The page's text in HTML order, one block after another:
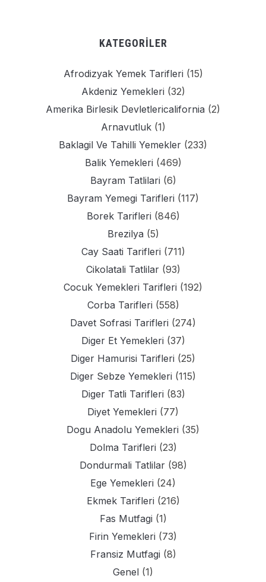
KATEGORILER
Afrodizyak Yemek Tarifleri (15)
Akdeniz Yemekleri (32)
Amerika Birlesik Devletlericalifornia (2)
Arnavutluk(1)
Baklagil Ve Tahilli Yemekler (233)
Balik Yemekleri (469)
Bayram Tatlilari (6)
Bayram Yemegi Tarifleri (117)
Borek Tarifleri (846)
Brezilya (5)
Cay Saati Tarifleri (711)
Cikolatali Tatlilar(93)
Cocuk Yemekleri Tarifleri (192)
Corba Tarifleri (558)
Davet Sofrasi Tarifleri (274)
Diger Et Yemekleri (37)
Diger Hamurisi Tarifleri (25)
Diger Sebze Yemekleri (115)
Diger Tatli Tarifleri (83)
Diyet Yemekleri (77)
Dogu Anadolu Yemekleri (35)
Dolma Tarifleri (23)
Dondurmali Tatlilar(98)
Ege Yemekleri (24)
Ekmek Tarifleri (216)
Fas Mutfagi (1)
Firin Yemekleri (73)
Fransiz Mutfagi (8)
Genel (1)